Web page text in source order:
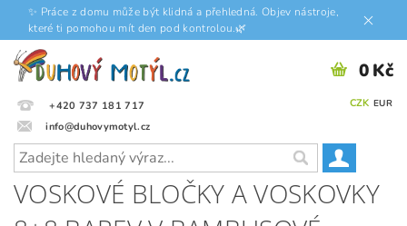
✨ Práce z domu může být klidná a přehledná. Objev nástroje,
které ti pomohou mít den pod kontrolou.🌿
+420 737 181 717
info@duhovymotyl.cz
CZK EUR
0 Kč
VOSKOVÉ BLOČKY A VOSKOVKY